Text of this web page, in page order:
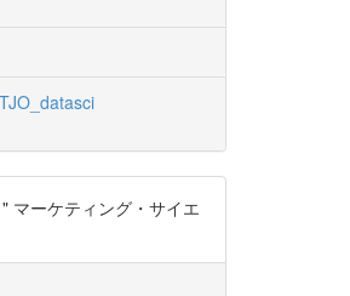
マーケティング・サイエ